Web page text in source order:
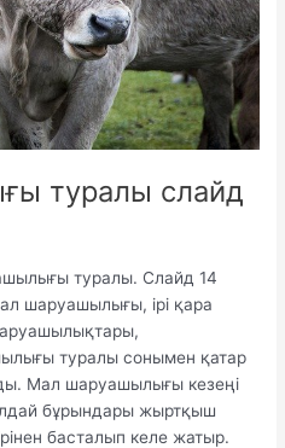
туралы слайд
туралы. Слайд 14
шаруашылығы, ірі қара
туралы сонымен қатар
Мал шаруашылығы кезеңі
бұрындары жыртқыш
басталып келе жатыр.